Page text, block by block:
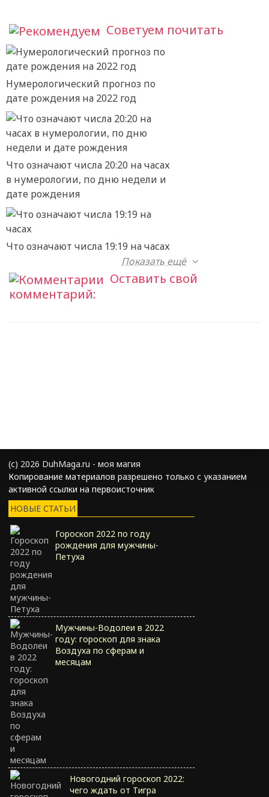
Советуем почитать
Нумерологический прогноз по
дате рождения на 2022 год
Что означают числа 20:20 на часах
в нумерологии, по дню недели и
дате рождения
Что означают числа 19:19 на часах
Показать ещё
Оставить свой
комментарий:
(с) 2026 DuhMaga.ru - моя магия
Копирование материалов разрешено только с указанием
активной ссылки на первоисточник
НОВЫЕ СТАТЬИ
Гороскоп 2022 по году
рождения для мужчины-
Петуха
Мужчины-Водолеи в 2022
году: гороскоп для знака
Воздуха по сферам и
месяцам
Новогодний гороскоп 2022:
чего ждать от Тигра